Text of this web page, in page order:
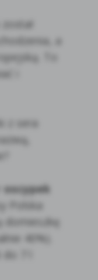
a
To
i
z sera
oscypek
Polska
domieszkę
40%).
7 l